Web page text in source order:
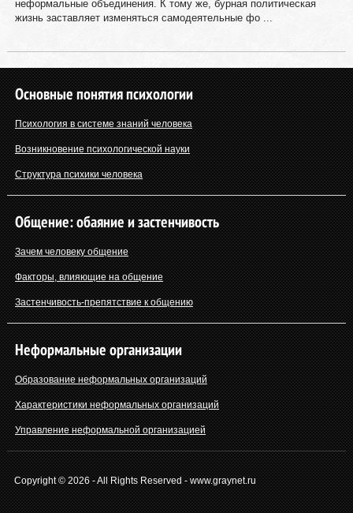
неформальные объединения. К тому же, бурная политическая
жизнь заставляет изменяться самодеятельные фо ...
Основные понятия психологии
Психология в системе знаний человека
Возникновение психологической науки
Структура психики человека
Общение: обаяние и застенчивость
Зачем человеку общение
Факторы, влияющие на общение
Застенчивость-препятствие к общению
Неформальные организации
Образование неформальных организаций
Характеристики неформальных организаций
Управление неформальной организацией
Copyright © 2026 - All Rights Reserved - www.graynet.ru